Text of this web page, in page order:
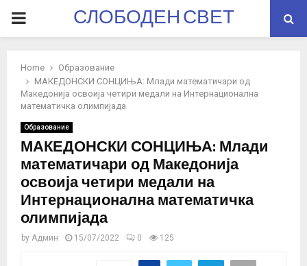
PRIMARYСЛОБОДЕН СВЕТ
Home
Образование
МАКЕДОНСКИ СОНЦИЊА: Млади математичари од
Македонија освоија четири медали на Интернационална
математичка олимпијада
Образование
МАКЕДОНСКИ СОНЦИЊА: Млади
математичари од Македонија
освоија четири медали на
Интернационална математичка
олимпијада
by Админ 15/07/2022 0 125